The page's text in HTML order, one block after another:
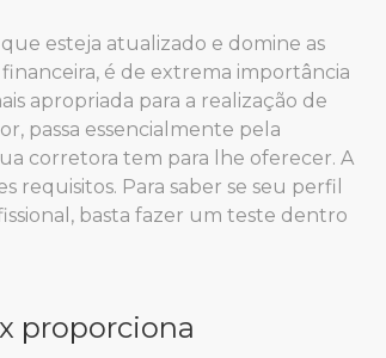
esteja atualizado e domine as
é de extrema importância
apropriada para a realização de
passa essencialmente pela
corretora tem para lhe oferecer. A
requisitos. Para saber se seu perfil
basta fazer um teste dentro
proporciona